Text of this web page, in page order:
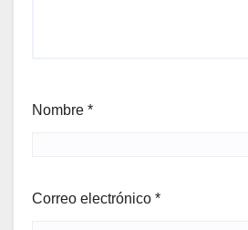
Nombre *
Correo electrónico *